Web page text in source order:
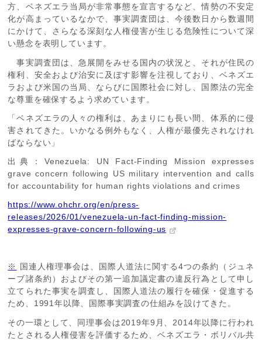
方、ベネズエラ当局が非常事態を宣言するなど、情勢の不安定
化が高まっているなかで、事実調査団は、今後数日から数週間
にかけて、さらなる深刻な人権侵害が生じる危険性について深
い懸念を表明しています。
事実調査団は、急展開をみせる国内の状況と、それが住民の
権利、安全および治安に及ぼす影響を注視しており、ベネズエ
ラおよび米国の当局、ならびに国際社会に対し、国際法の完全
な尊重を確保するよう求めています。
「ベネズエラの人々の権利は、あまりにも長い間、体系的に侵
害されてきた。いかなる例外もなく、人権が最優先されなけれ
ばならない」
出典：Venezuela: UN Fact-Finding Mission expresses
grave concern following US military intervention and calls
for accountability for human rights violations and crimes
https://www.ohchr.org/en/press-
releases/2026/01/venezuela-un-fact-finding-mission-
expresses-grave-concern-following-us
※ 国連人権理事会は、国際人道法に関する4つの条約（ジュネ
ーブ諸条約）およびその第一追加議定書の違反行為として申し
立てられた事実を調査し、国際人道法の履行を確保・促進する
ため、 1991年以降、国際事実調査の仕組みを設けてきた。
その一環として、同理事会は2019年9 月、 2014年以降に行われ
たとされる人権侵害を評価するため、ベネズエラ・ボリバル共